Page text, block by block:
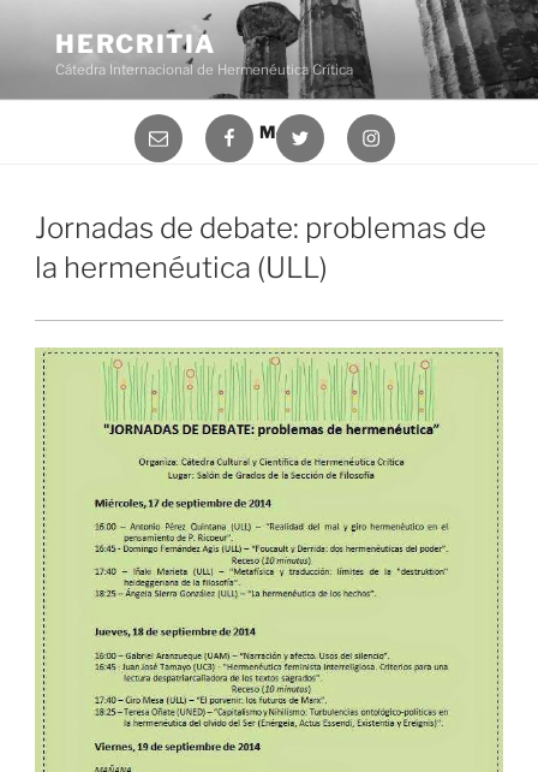
contenido
HERCRITIA
Cátedra Internacional de Hermenéutica Crítica
Menú
Jornadas de debate: problemas de
la hermenéutica (ULL)
Correo
electrónico
FacebookTwitter Instagram